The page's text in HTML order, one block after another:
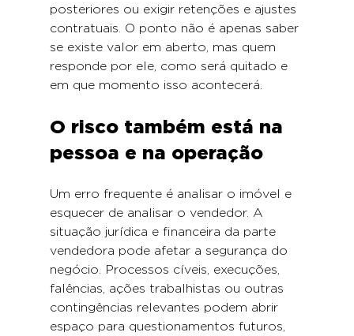
posteriores ou exigir retenções e ajustes
contratuais. O ponto não é apenas saber
se existe valor em aberto, mas quem
responde por ele, como será quitado e
em que momento isso acontecerá.
O risco também está na
pessoa e na operação
Um erro frequente é analisar o imóvel e
esquecer de analisar o vendedor. A
situação jurídica e financeira da parte
vendedora pode afetar a segurança do
negócio. Processos cíveis, execuções,
falências, ações trabalhistas ou outras
contingências relevantes podem abrir
espaço para questionamentos futuros,